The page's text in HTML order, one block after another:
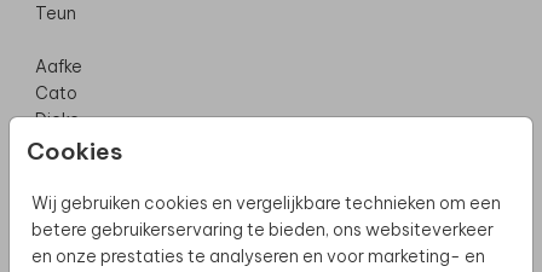
Cookies
Wij gebruiken cookies en vergelijkbare technieken om een
betere gebruikerservaring te bieden, ons websiteverkeer
en onze prestaties te analyseren en voor marketing- en
Teun
Aafke
Cato
Dieke
Mijntje
Unieke babynamen